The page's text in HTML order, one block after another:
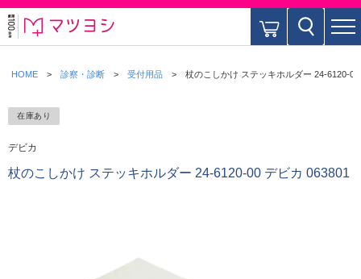
HOME 診察・診断 受付用品 杖のこしかけ ステッキホルダー 24-6120-
在庫あり
デビカ
杖のこしかけ ステッキホルダー 24-6120-00 デビカ 063801